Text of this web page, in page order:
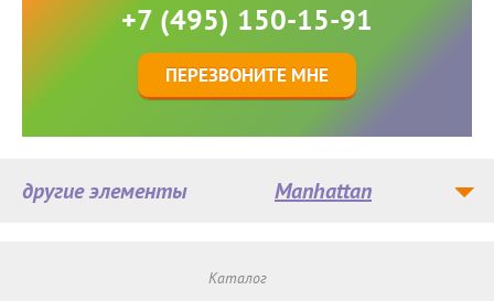
+7 (495) 150-15-91
ПЕРЕЗВОНИТЕ МНЕ
другие элементы Manhattan
Каталог